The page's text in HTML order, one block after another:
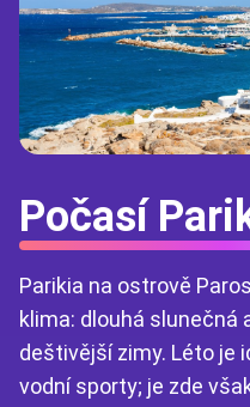
Počasí
Parikia na ostrově
klima: dlouhá slunečná
deštivější zimy. Léto je
vodní sporty; je zde